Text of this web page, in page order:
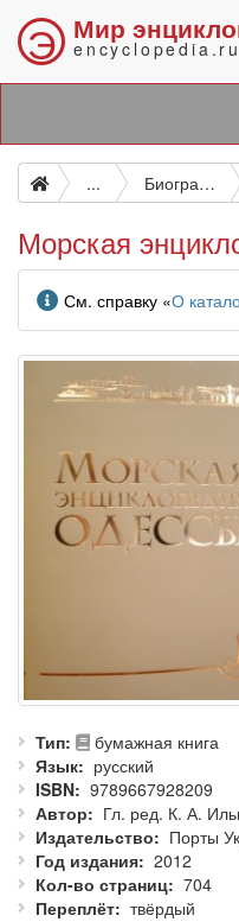
Э Мир
encyclopedia.ru
... Биографические и подобные исследования
Морская
Информация
См. справку «О
Тип
бумажная книга
Язык
русский
ISBN
9789667928209
Автор
Гл. ред. К. А.
Издательство
Порты
Год издания
2012
Кол-во страниц
704
Переплёт
твёрдый